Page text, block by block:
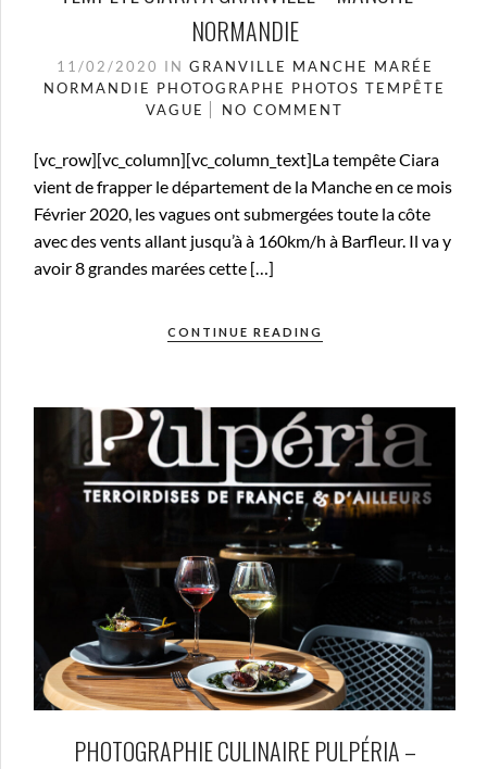
NORMANDIE
11/02/2020 IN GRANVILLE MANCHE MARÉE
NORMANDIE PHOTOGRAPHE PHOTOS TEMPÊTE
VAGUE
NO COMMENT
[vc_row][vc_column][vc_column_text]La tempête Ciara
vient de frapper le département de la Manche en ce mois
Février 2020, les vagues ont submergées toute la côte
avec des vents allant jusqu’à à 160km/h à Barfleur. Il va y
avoir 8 grandes marées cette […]
CONTINUE READING
PHOTOGRAPHIE CULINAIRE PULPÉRIA –